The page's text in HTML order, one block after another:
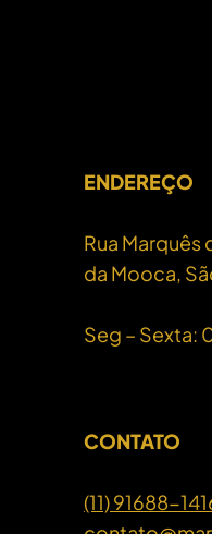
CONTATO
(11) 91688-
ENDEREÇO
Rua Marquês
da Mooca,
Seg – Sexta: